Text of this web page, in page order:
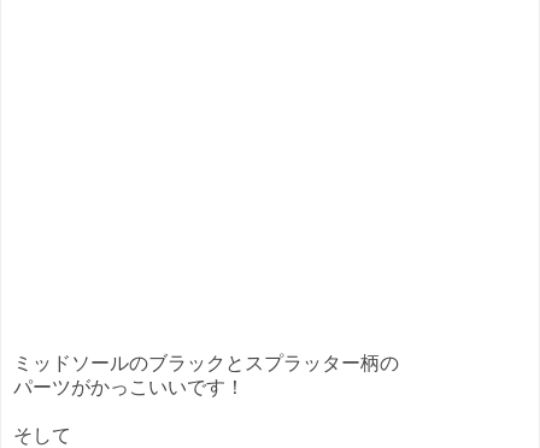
ミッドソールのブラックとスプラッター柄の
パーツがかっこいいです！
そして